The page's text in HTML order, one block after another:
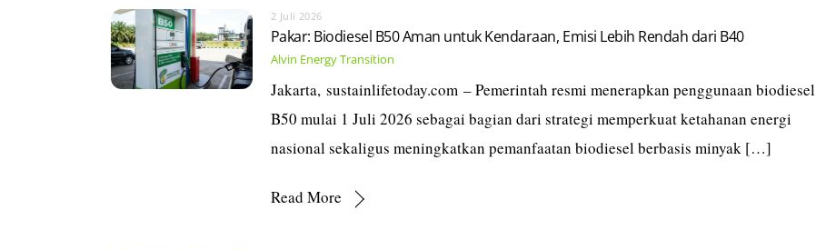
2 Juli 2026
Pakar: Biodiesel B50 Aman untuk Kendaraan, Emisi Lebih Rendah dari B40
Alvin Energy Transition
Jakarta, sustainlifetoday.com – Pemerintah resmi menerapkan penggunaan biodiesel
B50 mulai 1 Juli 2026 sebagai bagian dari strategi memperkuat ketahanan energi
nasional sekaligus meningkatkan pemanfaatan biodiesel berbasis minyak […]
Read More